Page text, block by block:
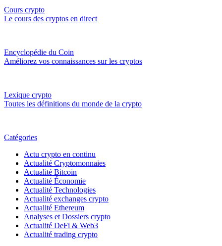
Cours crypto
Le cours des cryptos en direct
Encyclopédie du Coin
Améliorez vos connaissances sur les cryptos
Lexique crypto
Toutes les définitions du monde de la crypto
Catégories
Actu crypto en continu
Actualité Cryptomonnaies
Actualité Bitcoin
Actualité Économie
Actualité Technologies
Actualité exchanges crypto
Actualité Ethereum
Analyses et Dossiers crypto
Actualité DeFi & Web3
Actualité trading crypto